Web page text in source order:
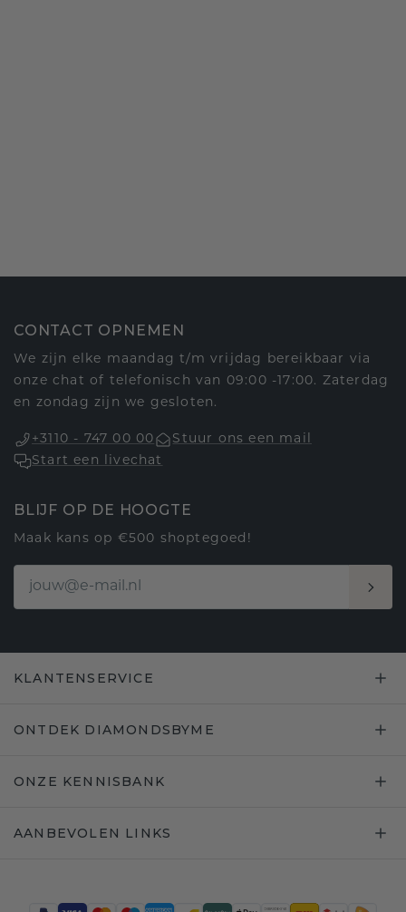
CONTACT OPNEMEN
We zijn elke maandag t/m vrijdag bereikbaar via
onze chat of telefonisch van 09:00 -17:00. Zaterdag
en zondag zijn we gesloten.
+3110 - 747 00 00
Stuur ons een mail
Start een livechat
BLIJF OP DE HOOGTE
Maak kans op €500 shoptegoed!
KLANTENSERVICE
ONTDEK DIAMONDSBYME
ONZE KENNISBANK
AANBEVOLEN LINKS